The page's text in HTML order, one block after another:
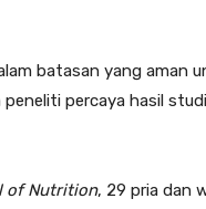
batasan yang aman
percaya hasil
of Nutrition, 29 pria dan